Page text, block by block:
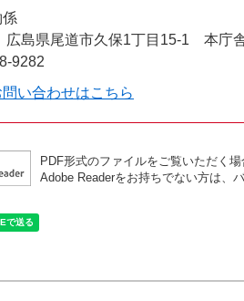
係
広島県尾道市久保1丁目15-1 本庁
9282
い合わせはこちら
PDF形式のファイルをご覧いただく
Adobe Readerをお持ちでない方は、